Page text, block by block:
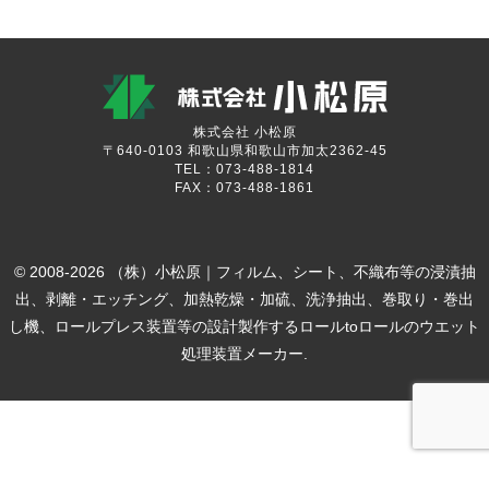
株式会社 小松原
〒640-0103 和歌山県和歌山市加太2362-45
TEL：073-488-1814
FAX：073-488-1861
© 2008-2026 （株）小松原｜フィルム、シート、不織布等の浸漬抽
出、剥離・エッチング、加熱乾燥・加硫、洗浄抽出、巻取り・巻出
し機、ロールプレス装置等の設計製作するロールtoロールのウエット
処理装置メーカー.